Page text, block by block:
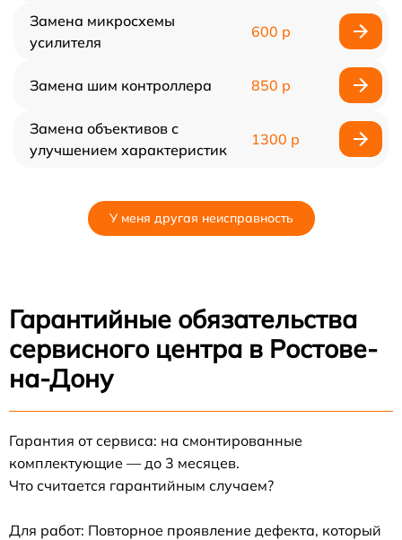
Замена микросхемы
усилителя
600 р
Замена шим контроллера 850 р
Замена объективов с
улучшением характеристик
1300 р
У меня другая неисправность
Гарантийные обязательства
сервисного центра в Ростове-
на-Дону
Гарантия от сервиса: на смонтированные
комплектующие — до 3 месяцев.
Что считается гарантийным случаем?
Для работ: Повторное проявление дефекта, который